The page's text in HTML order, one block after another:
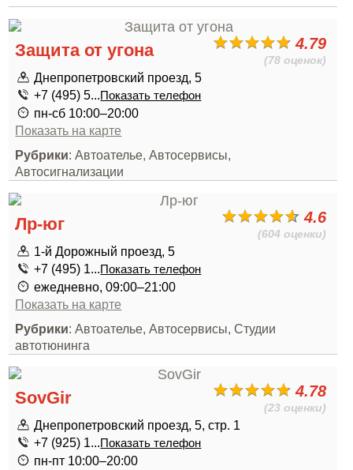
4.79
(78 оценок)
Защита от угона
Днепропетровский проезд, 5
+7 (495) 5...Показать телефон
пн-сб 10:00–20:00
Показать на карте
Рубрики: Автоателье, Автосервисы,
Автосигнализации
4.6
(604 оценки)
Лр-юг
1-й Дорожный проезд, 5
+7 (495) 1...Показать телефон
ежедневно, 09:00–21:00
Показать на карте
Рубрики: Автоателье, Автосервисы, Студии
автотюнинга
4.78
(23 оценки)
SovGir
Днепропетровский проезд, 5, стр. 1
+7 (925) 1...Показать телефон
пн-пт 10:00–20:00